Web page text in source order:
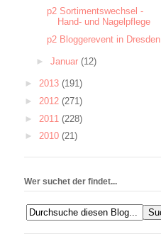
p2 Sortimentswechsel -
Hand- und Nagelpflege
p2 Bloggerevent in Dresden
► Januar (12)
► 2013 (191)
► 2012 (271)
► 2011 (228)
► 2010 (21)
Wer suchet der findet...